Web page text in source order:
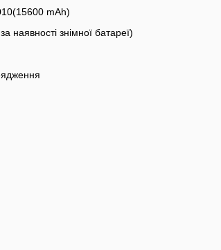
mAh)
наявності знімної батареї)